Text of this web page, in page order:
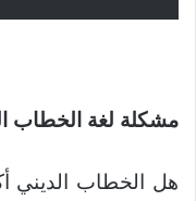
مشكلة لغة الخطاب
هل الخطاب الديني